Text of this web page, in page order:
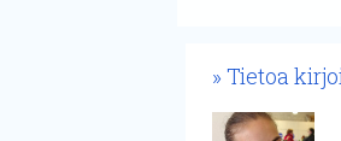
Tietoa